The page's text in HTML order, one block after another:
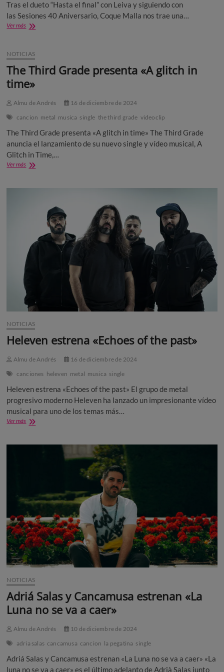
Tras el dueto “Hasta el final” con Leiva y siguiendo con
las Sesiones 40 Aniversario, Coque Malla nos trae una…
Ver másCoque
«¿Volverá?»
junto
a
y
Martín
NOTICIAS
The Third Grade presenta «A glitch in
time»
Almu de Andrés
16 de diciembre de 2024
cancion metal musica single the third grade videoclip
The Third Grade presenta «A glitch in time» The Third Grade
anuncia el lanzamiento de su nuevo single y vídeo musical, A
Glitch in Time,…
Ver másThe
NOTICIAS
Heleven estrena «Echoes of the past»
Almu de Andrés
16 de diciembre de 2024
canciones heleven metal musica single
Heleven estrena «Echoes of the past» El grupo de metal
progresivo moderno Heleven ha lanzado un impresionante vídeo
musical para uno de los temas más…
Ver másHeleven
NOTICIAS
Adriá Salas y Cancamusa estrenan «La
Luna no se va a caer»
Almu de Andrés
10 de diciembre de 2024
adria salas cancamusa cancion la pegatina single
Adriá Salas y Cancamusa estrenan «La Luna no se va a caer» «La
luna no se va a caer» es el último adelanto de Adrià Salas junto